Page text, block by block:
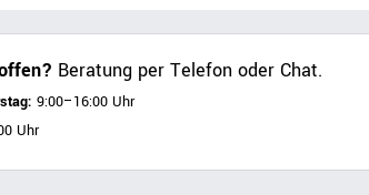
Beratung per Telefon oder Chat.
9:00–16:00 Uhr
Uhr